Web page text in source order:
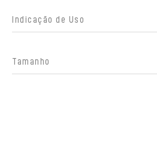
Indicação de Uso
Tamanho